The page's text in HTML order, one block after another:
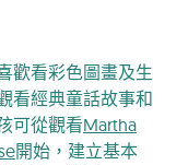
歡看彩色圖畫及生
看經典童話故事和
可從觀看Martha
開始，建立基本